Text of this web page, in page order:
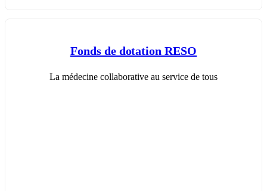
Fonds de dotation RESO
La médecine collaborative au service de tous